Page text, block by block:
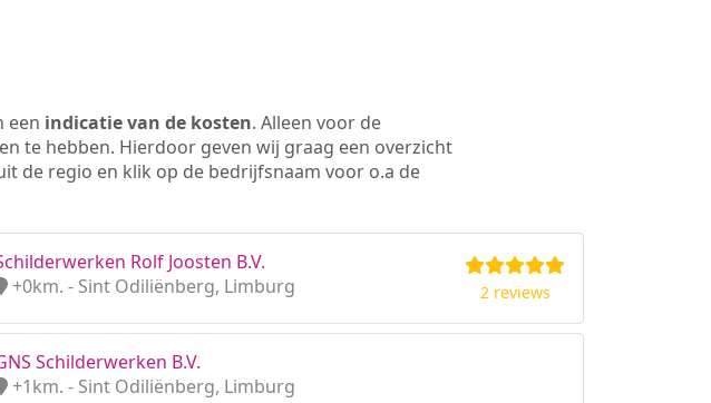
een indicatie van de kosten. Alleen voor de
te hebben. Hierdoor geven wij graag een overzicht
de regio en klik op de bedrijfsnaam voor o.a de
Rolf Joosten B.V.
+0km. - Sint Odiliënberg, Limburg
2 reviews
Schilderwerken B.V.
+1km. - Sint Odiliënberg, Limburg